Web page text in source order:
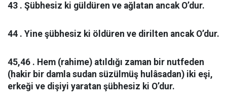
43 . Şübhesiz ki güldüren ve ağlatan ancak O’dur.
44 . Yine şübhesiz ki öldüren ve dirilten ancak O’dur.
45,46 . Hem (rahime) atıldığı zaman bir nutfeden
(hakir bir damla sudan süzülmüş hulâsadan) iki eşi,
erkeği ve dişiyi yaratan şübhesiz ki O’dur.